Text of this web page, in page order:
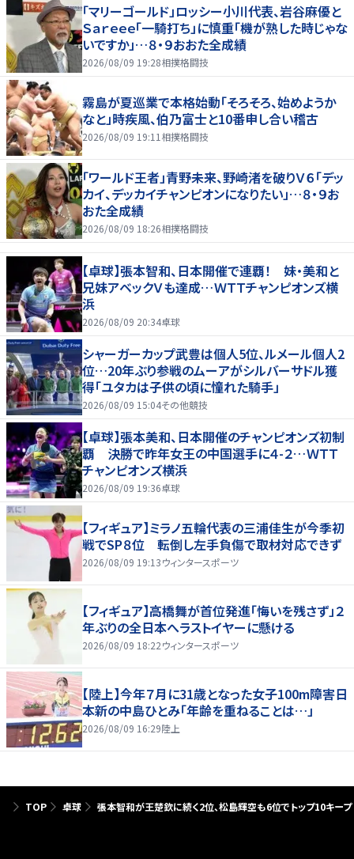
「マリーゴールド」ロッシー小川代表、岩谷麻優と
Ｓａｒｅｅｅ「一騎打ち」に慎重「機が熟した時じゃな
いですか」…８・９おおた全成績
2026/08/09 19:28相撲格闘技
霧島が夏巡業で本格始動「そろそろ、始めようか
なと」時疾風、伯乃富士と10番申し合い稽古
2026/08/09 19:11 相撲格闘技
「ワールド王者」青野未来、野崎渚を破りＶ６「デッ
カイ、デッカイチャンピオンになりたい」…８・９お
おた全成績
2026/08/09 18:26相撲格闘技
【卓球】張本智和、日本開催で連覇！ 妹・美和と
兄妹アベックＶも達成…ＷＴＴチャンピオンズ横
浜
2026/08/09 20:34卓球
シャーガーカップ武豊は個人5位、ルメール個人2
位…20年ぶり参戦のムーアがシルバーサドル獲
得「ユタカは子供の頃に憧れた騎手」
2026/08/09 15:04その他競技
【卓球】張本美和、日本開催のチャンピオンズ初制
覇 決勝で昨年女王の中国選手に４-２…ＷＴＴ
チャンピオンズ横浜
2026/08/09 19:36卓球
【フィギュア】ミラノ五輪代表の三浦佳生が今季初
戦でSP８位 転倒し左手負傷で取材対応できず
2026/08/09 19:13ウィンタースポーツ
【フィギュア】高橋舞が首位発進「悔いを残さず」２
年ぶりの全日本へラストイヤーに懸ける
2026/08/09 18:22ウィンタースポーツ
【陸上】今年７月に31歳となった女子100m障害日
本新の中島ひとみ「年齢を重ねることは…」
2026/08/09 16:29陸上
TOP 卓球 張本智和が王楚欽に続く2位、松島輝空も6位でトップ10キー